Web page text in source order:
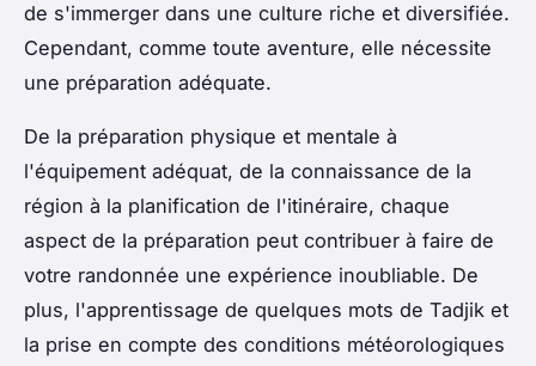
de s'immerger dans une culture riche et diversifiée.
Cependant, comme toute aventure, elle nécessite
une préparation adéquate.
De la préparation physique et mentale à
l'équipement adéquat, de la connaissance de la
région à la planification de l'itinéraire, chaque
aspect de la préparation peut contribuer à faire de
votre randonnée une expérience inoubliable. De
plus, l'apprentissage de quelques mots de Tadjik et
la prise en compte des conditions météorologiques